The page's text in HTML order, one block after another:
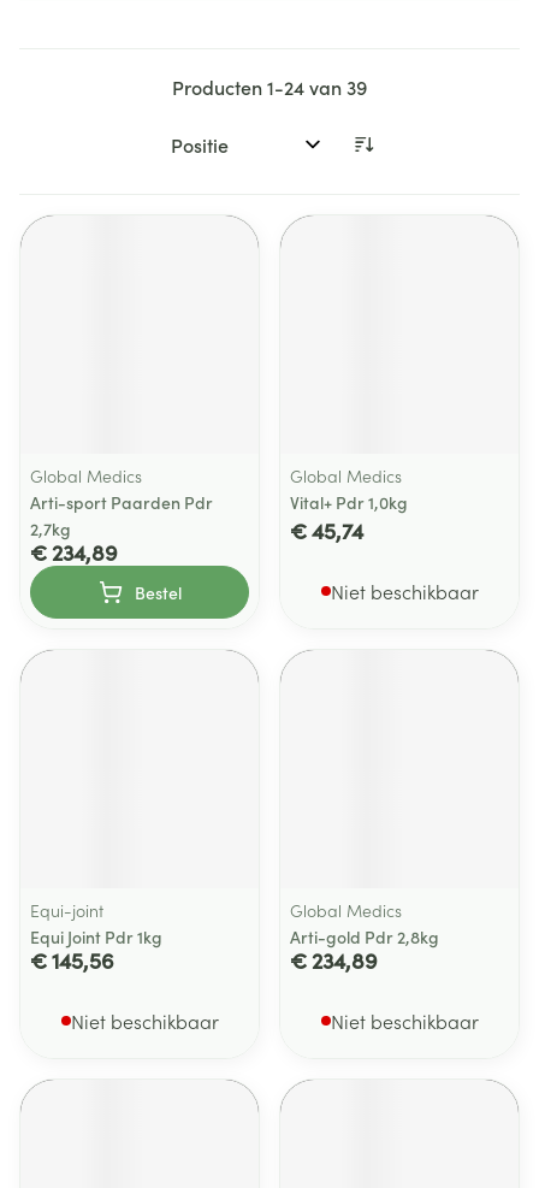
Producten1-24van39
Sorteer op:
Global Medics
Arti-sport Paarden Pdr
2,7kg
€ 234,89
Bestel
Global Medics
Vital+ Pdr 1,0kg
€ 45,74
Niet beschikbaar
Equi-joint
Equi Joint Pdr 1kg
€ 145,56
Niet beschikbaar
Global Medics
Arti-gold Pdr 2,8kg
€ 234,89
Niet beschikbaar